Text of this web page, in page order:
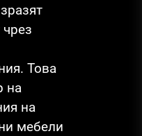
Това
на
на
мебели